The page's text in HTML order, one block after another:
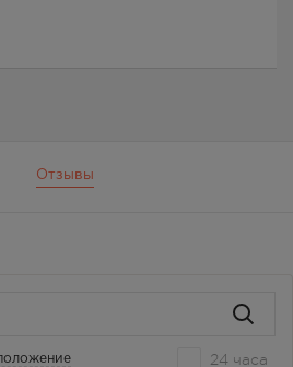
Отзывы
24 часа